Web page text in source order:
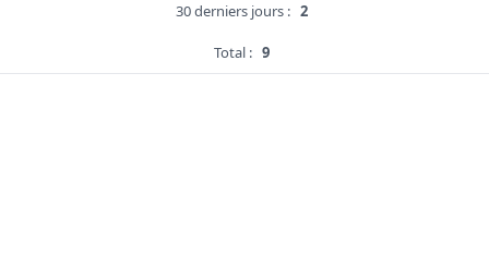
30 derniers jours : 2
Total : 9